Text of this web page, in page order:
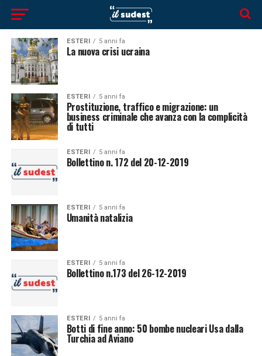
ESTERI 5 anni fa
La nuova crisi ucraina
ESTERI 5 anni fa
Prostituzione, traffico e migrazione: un
business criminale che avanza con la complicità
di tutti
ESTERI 5 anni fa
Bollettino n. 172 del 20-12-2019
ESTERI 5 anni fa
Umanità natalizia
ESTERI 5 anni fa
Bollettino n.173 del 26-12-2019
ESTERI 5 anni fa
Botti di fine anno: 50 bombe nucleari Usa dalla
Turchia ad Aviano